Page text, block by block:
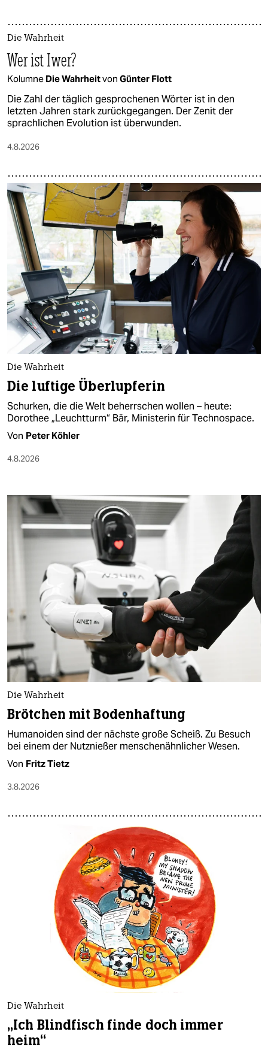
Die Wahrheit
Wer ist Iwer?
Kolumne Die Wahrheitvon Günter Flott
Die Zahl der täglich gesprochenen Wörter ist in den
letzten Jahren stark zurückgegangen. Der Zenit der
sprachlichen Evolution ist überwunden.
4.8.2026
Die Wahrheit
Die luftige Überlupferin
Schurken, die die Welt beherrschen wollen – heute:
Dorothee „Leuchtturm“ Bär, Ministerin für Technospace.
Von Peter Köhler
4.8.2026
Die Wahrheit
Brötchen mit Bodenhaftung
Humanoiden sind der nächste große Scheiß. Zu Besuch
bei einem der Nutznießer menschenähnlicher Wesen.
Von Fritz Tietz
3.8.2026
Die Wahrheit
„Ich Blindfisch finde doch immer
heim“